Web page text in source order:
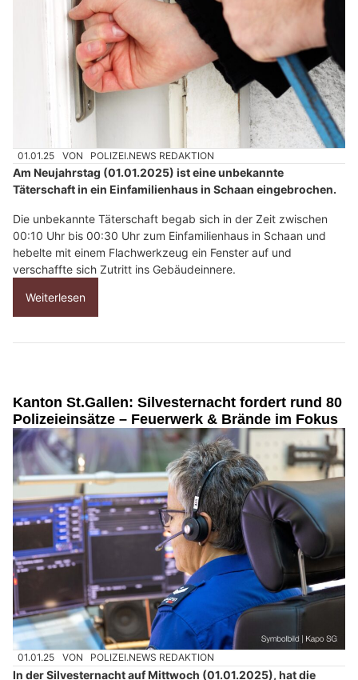
01.01.25 VON POLIZEI.NEWS REDAKTION
Am Neujahrstag (01.01.2025) ist eine unbekannte
Täterschaft in ein Einfamilienhaus in Schaan eingebrochen.
Die unbekannte Täterschaft begab sich in der Zeit zwischen
00:10 Uhr bis 00:30 Uhr zum Einfamilienhaus in Schaan und
hebelte mit einem Flachwerkzeug ein Fenster auf und
verschaffte sich Zutritt ins Gebäudeinnere.
Weiterlesen
Kanton St.Gallen: Silvesternacht fordert rund 80
Polizeieinsätze – Feuerwerk & Brände im Fokus
01.01.25 VON POLIZEI.NEWS REDAKTION
In der Silvesternacht auf Mittwoch (01.01.2025), hat die